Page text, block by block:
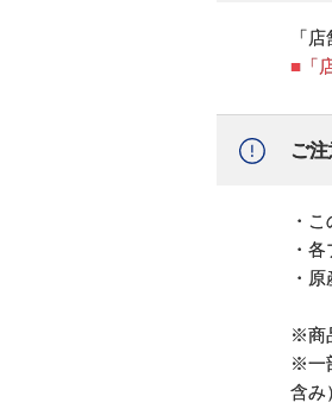
「
■「
ご
・
・
・
※商
※一
含み